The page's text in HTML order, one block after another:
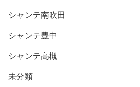
シャンテ南吹田
シャンテ豊中
シャンテ高槻
未分類